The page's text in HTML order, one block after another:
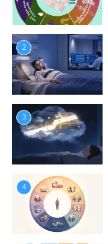
2
3
4